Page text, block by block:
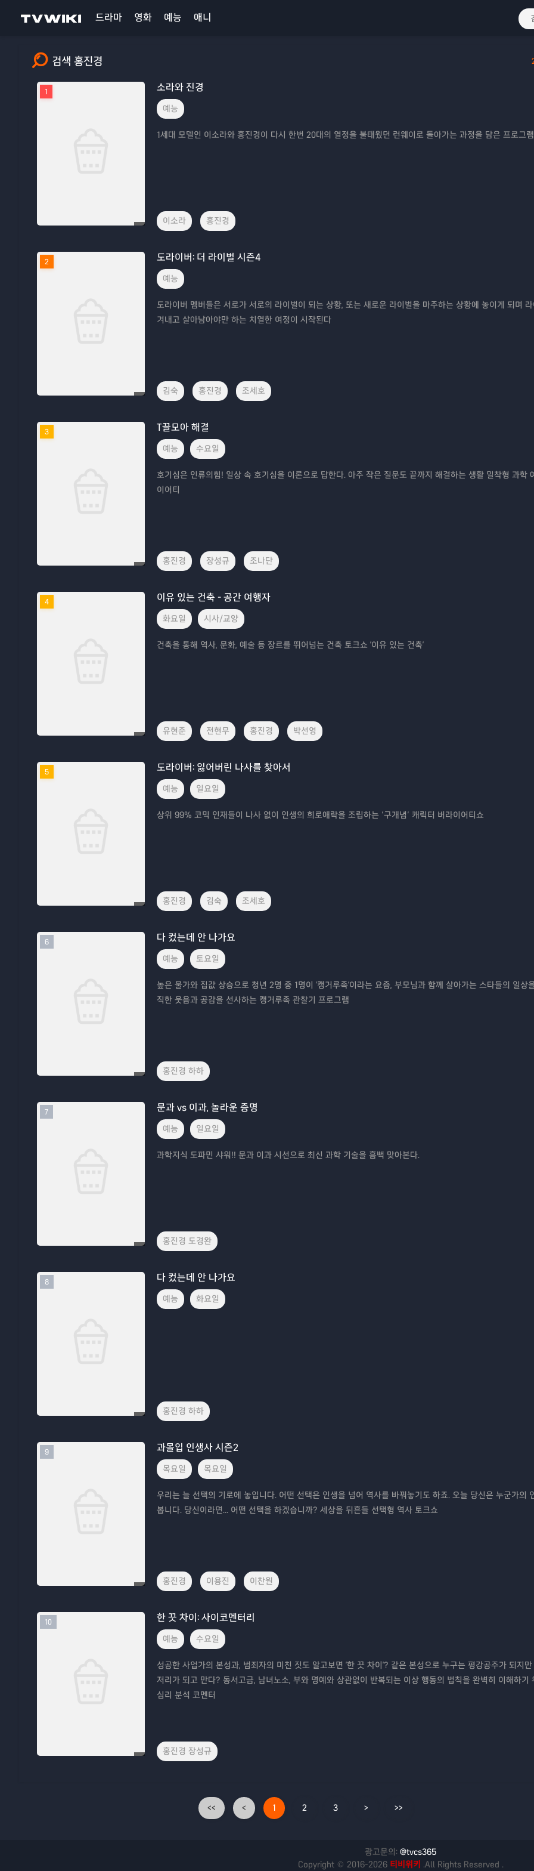
드라마 영화 예능 애니
검색 홍진경
1 소라와 진경
예능
1세대 모델인 이소라와 홍진경이 다시 한번 20대의 열정을 불태웠던 런웨이로 돌아가는 과정을 담은 프로그램
이소라 홍진경
2 도라이버: 더 라이벌 시즌4
예능
도라이버 멤버들은 서로가 서로의 라이벌이 되는 상황, 또는 새로운 라이벌을 마주하는 상황에 놓이게 되며
겨내고 살아남아야만 하는 치열한 여정이 시작된다
김숙 홍진경 조세호
3 T끌모아 해결
예능 수요일
호기심은 인류의힘! 일상 속 호기심을 이론으로 답한다. 아주 작은 질문도 끝까지 해결하는 생활 밀착형 과학
이어티
홍진경 장성규 조나단
4 이유 있는 건축 - 공간 여행자
화요일 시사/교양
건축을 통해 역사, 문화, 예술 등 장르를 뛰어넘는 건축 토크쇼 '이유 있는 건축'
유현준 전현무 홍진경 박선영
5 도라이버: 잃어버린 나사를 찾아서
예능 일요일
상위 99% 코믹 인재들이 나사 없이 인생의 희로애락을 조립하는 ‘구개념’ 캐릭터 버라이어티쇼
홍진경 김숙 조세호
6 다 컸는데 안 나가요
예능 토요일
높은 물가와 집값 상승으로 청년 2명 중 1명이 '캥거루족'이라는 요즘, 부모님과 함께 살아가는 스타들의 일상
직한 웃음과 공감을 선사하는 캥거루족 관찰기 프로그램
홍진경 하하
7 문과 vs 이과, 놀라운 증명
예능 일요일
과학지식 도파민 샤워!! 문과 이과 시선으로 최신 과학 기술을 흠뻑 맞아본다.
홍진경 도경완
8 다 컸는데 안 나가요
예능 화요일
홍진경 하하
9 과몰입 인생사 시즌2
목요일 목요일
우리는 늘 선택의 기로에 놓입니다. 어떤 선택은 인생을 넘어 역사를 바꿔놓기도 하죠. 오늘 당신은 누군가의
봅니다. 당신이라면... 어떤 선택을 하겠습니까? 세상을 뒤흔들 선택형 역사 토크쇼
홍진경 이용진 이찬원
10 한 끗 차이: 사이코멘터리
예능 수요일
성공한 사업가의 본성과, 범죄자의 미친 짓도 알고보면 '한 끗 차이'? 같은 본성으로 누구는 평강공주가 되지
저리가 되고 만다? 동서고금, 남녀노소, 부와 명예와 상관없이 반복되는 이상 행동의 법칙을 완벽히 이해하기
심리 분석 코멘터
홍진경 장성규
<< < 1 2 3 > >>
광고문의: @tvcs365
Copyright © 2016-2026 티비위키 .All Rights Reserved .